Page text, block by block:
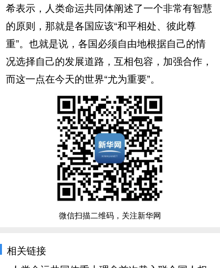
希表示，人类命运共同体阐述了一个非常有智慧
的原则，那就是各国应该“和平相处、彼此尊
重”。也就是说，各国必须自由地根据自己的情
况选择自己的发展道路，互相包容，加强合作，
而这一点在今天的世界“尤为重要”。
微信扫描二维码，关注新华网
相关链接